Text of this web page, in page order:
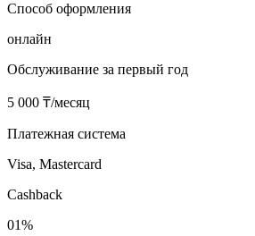
Способ оформления
онлайн
Обслуживание за первый год
5 000 ₸/месяц
Платежная система
Visa, Mastercard
Cashback
01%